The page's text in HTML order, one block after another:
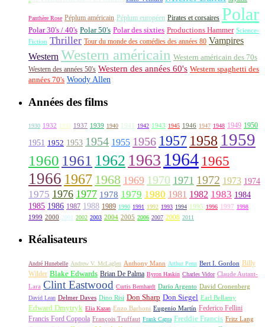
Panthère Rose Péplum américain Péplum européen Pirates et corsaires Polar
Polar 30's / 40's Polar 50's Polar des sixties Productions Hammer Science-
Fiction Thriller Tour du monde des comédies des années 80 Vampires
Western Western américain Western américain des 70s
Western des années 50's Western des années 60's Western spaghetti des
années 70's Woody Allen
Années des films
1930 1932 1933 1937 1939 1940 1941 1942 1943 1945 1946 1947 1948 1949 1950
1951 1952 1953 1954 1955 1956 1957 1958 1959
1960 1961 1962 1963 1964 1965
1966 1967 1968 1969 1970 1971 1972 1973 1974
1975 1976 1977 1978 1979 1980 1981 1982 1983 1984
1985 1986 1987 1988 1989 1990 1991 1992 1993 1994 1995 1996 1997 1998
1999 2000 2001 2002 2003 2004 2005 2006 2007 2008 2011
Réalisateurs
André Hunebelle Andrew V. McLaglen Anthony Mann Arthur Penn Bert I. Gordon Billy
Wilder Blake Edwards Brian De Palma Byron Haskin Charles Vidor Claude Autant-
Lara Clint Eastwood Curtis Bernhardt Dario Argento David Cronenberg
David Lean Delmer Daves Dino Risi Don Sharp Don Siegel Earl Bellamy
Edward Dmytryk Elia Kazan Enzo Barboni Eugenio Martín Federico Fellini
Francis Ford Coppola François Truffaut Frank Capra Freddie Francis Fritz Lang